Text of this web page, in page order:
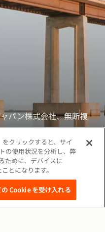
ン株式会社、無断複
をクリックすると、サイ
の使用状況を分析し、弊
ために、デバイスに
とになります。
Cookie を受け入れる